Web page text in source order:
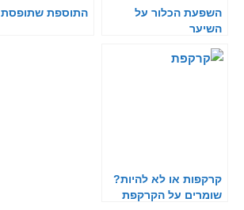
השפעת הכלור על
השיער
התוספת שתופסת
קרקפות או לא להיות?
שומרים על הקרקפת